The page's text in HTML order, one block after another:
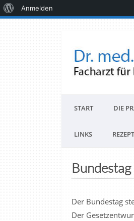
Anmelden
START DIE
LINKS
Der Bundestag
Der